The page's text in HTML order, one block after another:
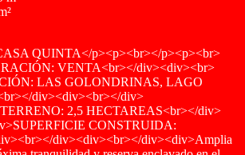
QUINTA</p><p><br></p><p><br>
VENTA<br></div><div><br>
LAS GOLONDRINAS, LAGO
div><div><br></div>
2,5 HECTAREAS<br></div>
CONSTRUIDA:
div><div><br></div><div>Amplia